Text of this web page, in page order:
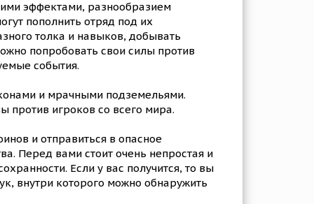
эффектами, разнообразием
пополнить отряд под их
толка и навыков, добывать
попробовать свои силы против
события.
и мрачными подземельями.
против игроков со всего мира.
и отправиться в опасное
Перед вами стоит очень непростая и
Если у вас получится, то вы
внутри которого можно обнаружить